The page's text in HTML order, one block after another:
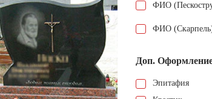
ФИО
ФИО
Доп.
Эпитафия